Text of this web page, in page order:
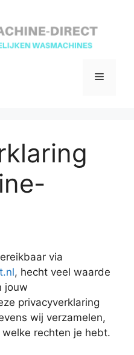
Menu
via
, hecht veel waarde
jouw
privacyverklaring
wij verzamelen,
rechten je hebt.